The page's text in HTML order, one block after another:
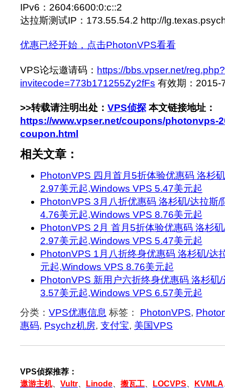
IPv6：2604:6600:0:c::2
达拉斯测试IP：173.55.54.2 http://
优惠已经开始，点击PhotonVPS看看
VPS论坛邀请码： https://bbs.vpser.net/reg.php?
invitecode=773b171255Zy2fFs 有效期：2015-
>>转载请注明出处： VPS侦探 本文链接地址：
https://www.vpser.net/coupons/photonvps-
coupon.html
相关文章：
PhotonVPS 四月首月5折体验优惠码 洛杉
2.97美元起,Windows VPS 5.47美元起
PhotonVPS 3月八折优惠码 洛杉矶/达拉斯
4.76美元起,Windows VPS 8.76美元起
PhotonVPS 2月 首月5折体验优惠码 洛杉
2.97美元起,Windows VPS 5.47美元起
PhotonVPS 1月八折终身优惠码 洛杉矶/达
元起,Windows VPS 8.76美元起
PhotonVPS 新用户六折终身优惠码 洛杉矶
3.57美元起,Windows VPS 6.57美元起
分类： VPS优惠信息 标签： PhotonVPS,
惠码, Psychz机房, 支付宝, 美国VPS
VPS侦探推荐：
遨游主机、 Vultr Linode 搬瓦工 LOCVPS KVMLA